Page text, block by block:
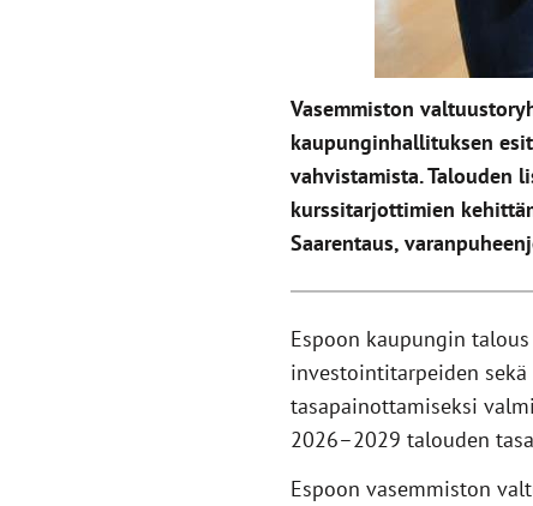
Vasemmiston
kaupunginhallituksen
vahvistamista. Talouden
kurssitarjottimien
Saarentaus,
Espoon kaupungin
investointitarpeiden
tasapainottamiseksi
2026–2029 talouden
Espoon vasemmiston